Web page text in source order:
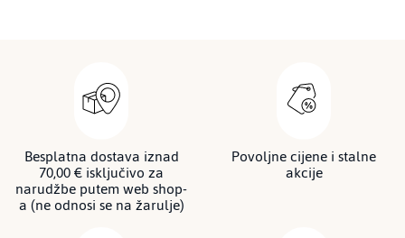
Besplatna dostava iznad
70,00 € isključivo za
narudžbe putem web shop-
a (ne odnosi se na žarulje)
Povoljne cijene i stalne
akcije